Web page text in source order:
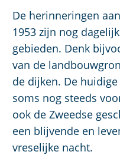
De herinneringen
1953 zijn nog
gebieden. Denk
van de
de dijken. De
soms nog steeds
ook de Zweedse
een blijvende en
vreselijke nacht.